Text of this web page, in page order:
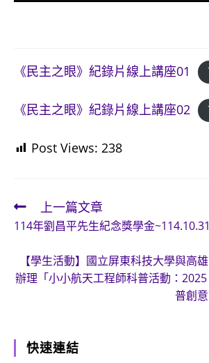
《民主之眼》紀錄片線上講座01
《民主之眼》紀錄片線上講座02
Post Views: 238
Read
more
articles
上一篇文章
114年劉昌平先生紀念獎學金~114.10.31
【學生活動】國立屏東科技大學與高
辦理「小小航天工程師科普活動：
普創
快速連結